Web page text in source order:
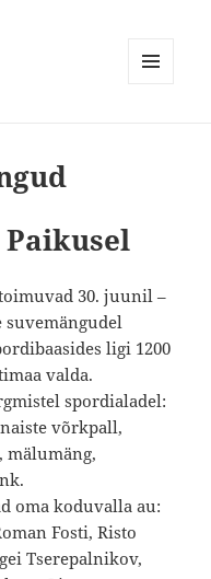
30. juunil –
suvemängudel
ligi 1200
valda.
spordialadel:
võrkpall,
mälumäng,
oma koduvalla au:
Fosti, Risto
Tserepalnikov,